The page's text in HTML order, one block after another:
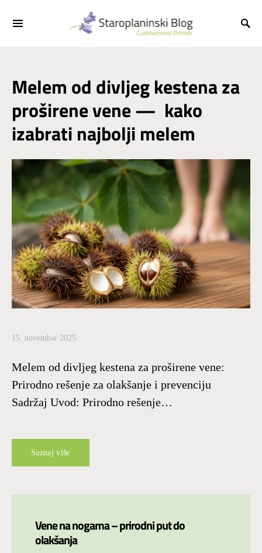
Melem od divljeg kestena za
proširene vene — kako
izabrati najbolji melem
15. novembar 2025.
Melem od divljeg kestena za proširene vene:
Prirodno rešenje za olakšanje i prevenciju
Sadržaj Uvod: Prirodno rešenje…
Saznaj više
Vene na nogama – prirodni put do
olakšanja